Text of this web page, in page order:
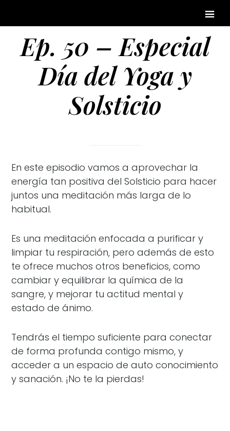
Ep. 50 – Especial
Día del Yoga y
Solsticio
En este episodio vamos a aprovechar la
energía tan positiva del Solsticio para hacer
juntos una meditación más larga de lo
habitual.
Es una meditación enfocada a purificar y
limpiar tu respiración, pero además de esto
te ofrece muchos otros beneficios, como
cambiar y equilibrar la química de la
sangre, y mejorar tu actitud mental y
estado de ánimo.
Tendrás el tiempo suficiente para conectar
de forma profunda contigo mismo, y
acceder a un espacio de auto conocimiento
y sanación. ¡No te la pierdas!